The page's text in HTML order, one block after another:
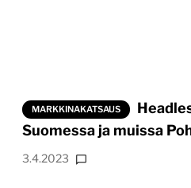
MARKKINAKATSAUS
Suomessa ja muissa
3.4.2023